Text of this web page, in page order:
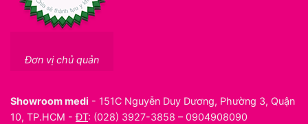
Đơn vị chủ quản
Showroom medi - 151C Nguyễn Duy Dương, Phường 3, Quận
10, TP.HCM -ĐT: (028) 3927-3858 – 0904908090